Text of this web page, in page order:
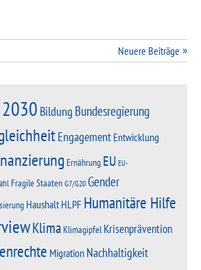
Neuere Beiträge
Bildung Bundesregierung
Engagement Entwicklung
Ernährung EU EU-
Fragile StaatenG7/G20Gender
HaushaltHLPF Humanitäre Hilfe
KlimaKlimagipfel Krisenprävention
Migration Nachhaltigkeit